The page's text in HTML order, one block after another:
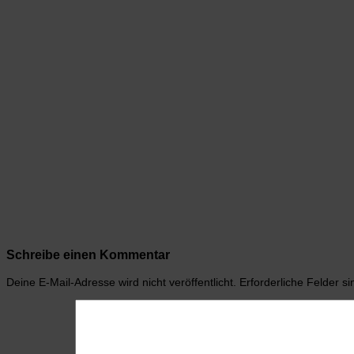
Schreibe einen Kommentar
Deine E-Mail-Adresse wird nicht veröffentlicht. Erforderliche Felder